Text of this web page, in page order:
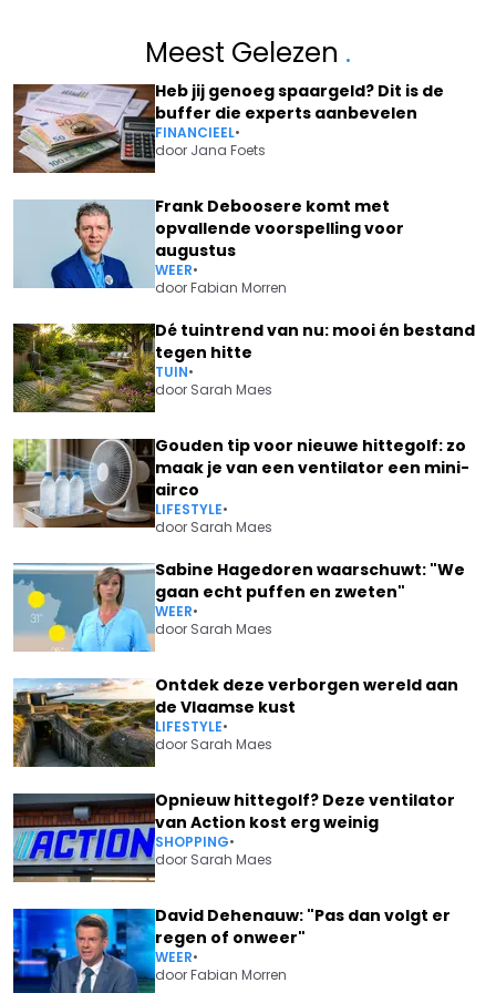
Meest Gelezen .
Heb jij genoeg spaargeld? Dit is de
buffer die experts aanbevelen
FINANCIEEL•
door Jana Foets
Frank Deboosere komt met
opvallende voorspelling voor
augustus
WEER•
doorFabian Morren
Dé tuintrend van nu: mooi én bestand
tegen hitte
TUIN•
door Sarah Maes
Gouden tip voor nieuwe hittegolf: zo
maak je van een ventilator een mini-
airco
LIFESTYLE•
door Sarah Maes
Sabine Hagedoren waarschuwt: "We
gaan echt puffen en zweten"
WEER•
door Sarah Maes
Ontdek deze verborgen wereld aan
de Vlaamse kust
LIFESTYLE•
door Sarah Maes
Opnieuw hittegolf? Deze ventilator
van Action kost erg weinig
SHOPPING•
door Sarah Maes
David Dehenauw: "Pas dan volgt er
regen of onweer"
WEER•
doorFabian Morren